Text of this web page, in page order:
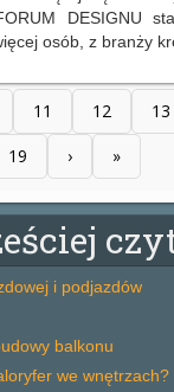
DESIGNU
osób, z branży
11 12 13
19 › »
i podjazdów
balkonu
we wnętrzach?